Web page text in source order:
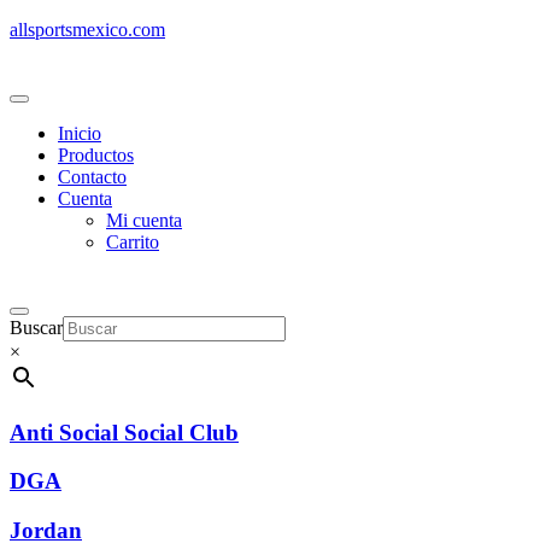
allsportsmexico.com
Inicio
Productos
Contacto
Cuenta
Mi cuenta
Carrito
Buscar
×
Anti Social Social Club
DGA
Jordan